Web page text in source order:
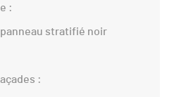
:
panneau stratifié noir
: